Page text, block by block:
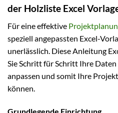
der Holzliste Excel
Für eine effektive
speziell angepassten Excel-
unerlässlich. Diese Anleitung
Sie Schritt für Schritt Ihre
anpassen und somit Ihre
können.